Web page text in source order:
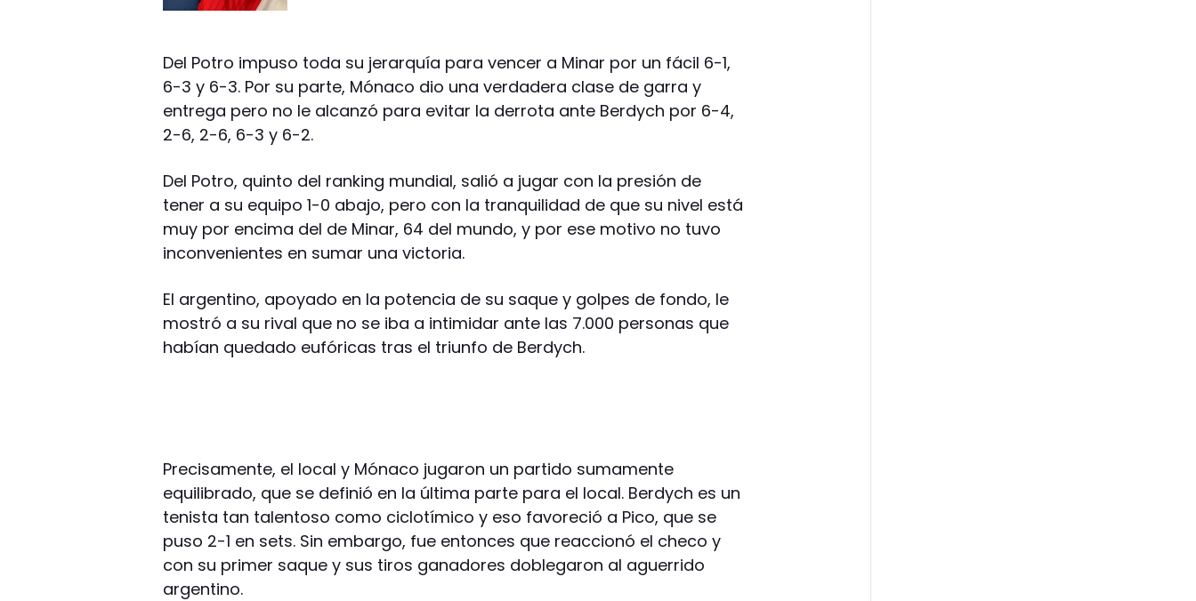
Del Potro impuso toda su jerarquía para vencer a Minar por un fácil 6-1,
6-3 y 6-3. Por su parte, Mónaco dio una verdadera clase de garra y
entrega pero no le alcanzó para evitar la derrota ante Berdych por 6-4,
2-6, 2-6, 6-3 y 6-2.
Del Potro, quinto del ranking mundial, salió a jugar con la presión de
tener a su equipo 1-0 abajo, pero con la tranquilidad de que su nivel está
muy por encima del de Minar, 64 del mundo, y por ese motivo no tuvo
inconvenientes en sumar una victoria.
El argentino, apoyado en la potencia de su saque y golpes de fondo, le
mostró a su rival que no se iba a intimidar ante las 7.000 personas que
habían quedado eufóricas tras el triunfo de Berdych.
Precisamente, el local y Mónaco jugaron un partido sumamente
equilibrado, que se definió en la última parte para el local. Berdych es un
tenista tan talentoso como ciclotímico y eso favoreció a Pico, que se
puso 2-1 en sets. Sin embargo, fue entonces que reaccionó el checo y
con su primer saque y sus tiros ganadores doblegaron al aguerrido
argentino.